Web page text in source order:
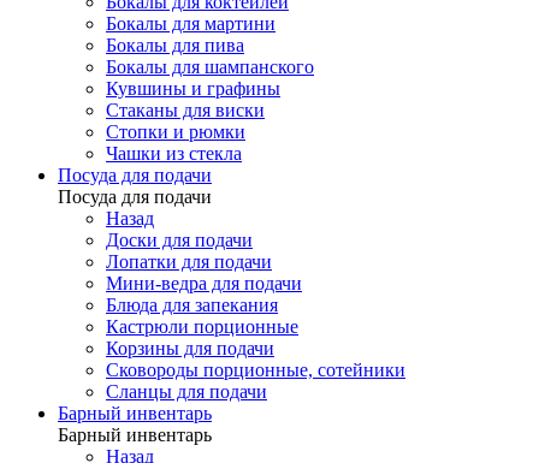
Бокалы для мартини
Бокалы для пива
Бокалы для шампанского
Кувшины и графины
Стаканы для виски
Стопки и рюмки
Чашки из стекла
Посуда для подачи
Посуда для подачи
Назад
Доски для подачи
Лопатки для подачи
Мини-ведра для подачи
Блюда для запекания
Кастрюли порционные
Корзины для подачи
Сковороды порционные, сотейники
Сланцы для подачи
Барный инвентарь
Барный инвентарь
Назад